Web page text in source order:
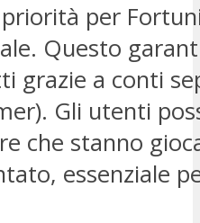
per
Questo
grazie a conti
Gli utenti
che stanno
essenziale